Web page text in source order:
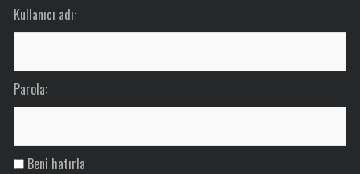
Kullanıcı adı:
Parola:
Beni hatırla